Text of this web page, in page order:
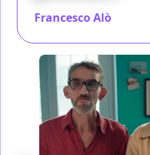
Francesco Alò